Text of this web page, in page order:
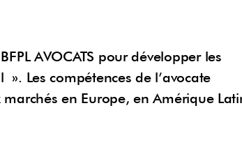
AVOCATS pour développer les
Les compétences de l’avocate
en Europe, en Amérique